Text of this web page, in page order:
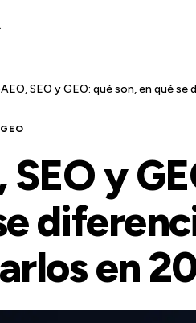
AEO, SEO y GEO: qué son, en qué
GEO
SEO y
en